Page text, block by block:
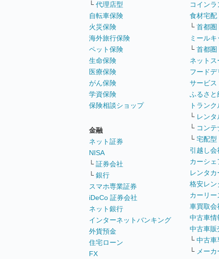
└ 代理店型
自転車保険
火災保険
海外旅行保険
ペット保険
生命保険
医療保険
がん保険
学資保険
保険相談ショップ
金融
ネット証券
NISA
└ 証券会社
└ 銀行
スマホ専業証券
iDeCo 証券会社
ネット銀行
インターネットバンキング
外貨預金
住宅ローン
FX
コイン
食材宅配
└ 首都圏
ミールキ
└ 首都圏
ネットス
フード
サービス
ふるさと
トラン
└ レン
└ コンテ
└ 宅配型
引越し会
カーシ
レンタカ
格安レン
カーリー
車買取会
中古車情
中古車販
└ 中古車
└ メーカ